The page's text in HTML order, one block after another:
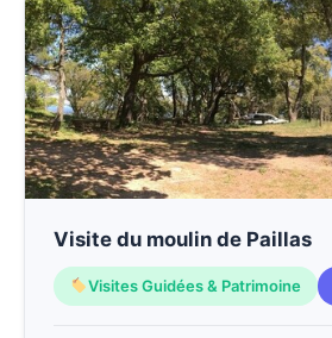
Visite du moulin de Paillas
Visites Guidées & Patrimoine